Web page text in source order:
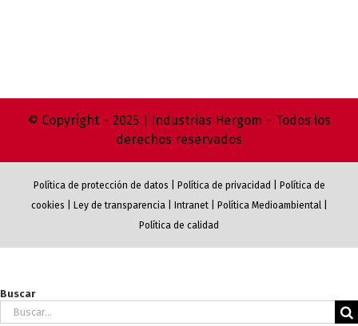
© Copyright – 2025 | Industrias Hergom – Todos los
derechos reservados
Política de protección de datos Política de privacidad
Política de
cookies
Ley de transparencia| Intranet| Política Medioambiental|
Política de calidad
Buscar
Buscar: